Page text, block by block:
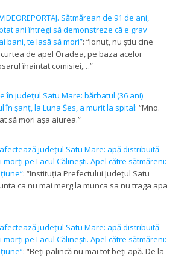
VIDEOREPORTAJ. Sătmărean de 91 de ani,
ani întregi să demonstreze că e grav
bani, te lasă să mori”: “Ionuț, nu știu cine
de apel Oradea, pe baza acelor
înaintat comisiei,…”
în județul Satu Mare: bărbatul (36 ani)
în șanț, la Luna Șes, a murit la spital: “Mno.
să mori așa aiurea.”
județul Satu Mare: apă distribuită
morți pe Lacul Călinești. Apel către sătmăreni:
: “Instituția Prefectului Județul Satu
ca nu mai merg la munca sa nu traga apa
județul Satu Mare: apă distribuită
morți pe Lacul Călinești. Apel către sătmăreni:
: “Beți palincă nu mai tot beți apă. De la